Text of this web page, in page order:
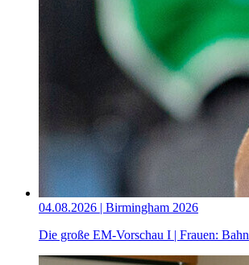
04.08.2026 | Birmingham 2026
Die große EM-Vorschau I | Frauen: Bahn